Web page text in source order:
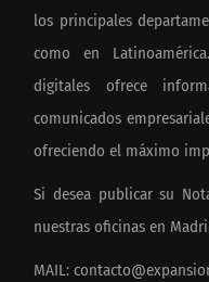
los principales
como en
digitales ofrece
comunicados
ofreciendo el máximo
Si desea publicar su
nuestras oficinas en
MAIL: